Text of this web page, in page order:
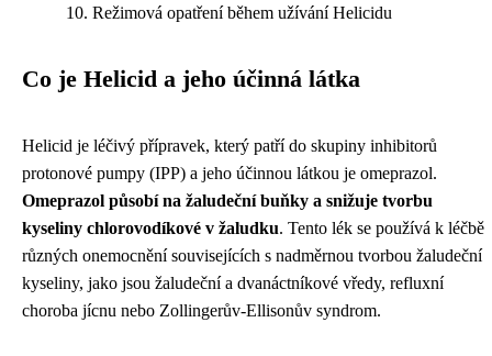
Režimová opatření během užívání Helicidu
Co je Helicid a jeho účinná látka
Helicid je léčivý přípravek, který patří do skupiny inhibitorů
protonové pumpy (IPP) a jeho účinnou látkou je omeprazol.
Omeprazol působí na žaludeční buňky a snižuje tvorbu
kyseliny chlorovodíkové v žaludku. Tento lék se používá k léčbě
různých onemocnění souvisejících s nadměrnou tvorbou žaludeční
kyseliny, jako jsou žaludeční a dvanáctníkové vředy, refluxní
choroba jícnu nebo Zollingerův-Ellisonův syndrom.